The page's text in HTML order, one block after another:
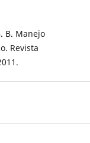
B. Manejo
Revista